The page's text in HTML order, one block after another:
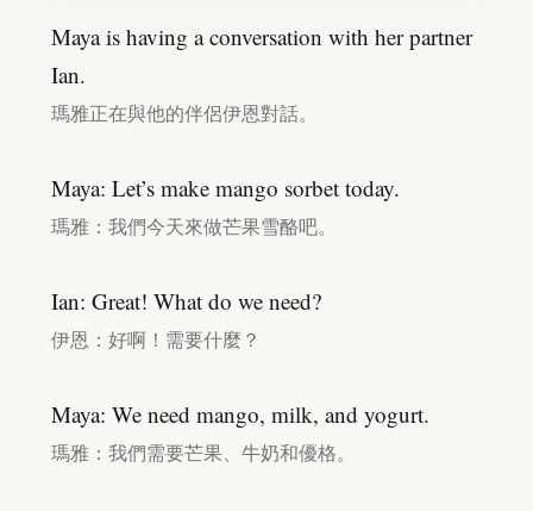
Maya is having a conversation with her partner
Ian.
瑪雅正在與他的伴侶伊恩對話。
Maya: Let’s make mango sorbet today.
瑪雅：我們今天來做芒果雪酪吧。
Ian: Great! What do we need?
伊恩：好啊！需要什麼？
Maya: We need mango, milk, and yogurt.
瑪雅：我們需要芒果、牛奶和優格。